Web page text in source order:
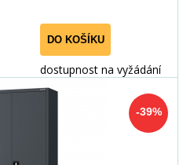
DO KOŠÍKU
dostupnost na vyžádání
-39%